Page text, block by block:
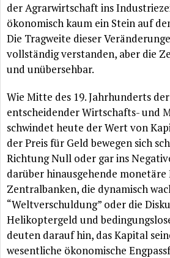
der Agrarwirtschaft ins
ökonomischkaum ein Stein auf
Die Tragweite dieser
vollständigverstanden, aber die
und unübersehbar.
Wie Mitte des 19. Jahrhunderts
entscheidender Wirtschafts- und
schwindet heute der Wert von
der Preisfür Geld bewegen sich
Richtung Null oder gar ins
darüberhinausgehende monetäre
Zentralbanken, die dynamisch
“Weltverschuldung” oder die
Helikoptergeld und
deuten darauf hin, das Kapital
wesentliche ökonomische